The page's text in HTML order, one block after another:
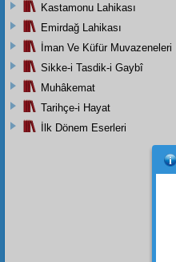
Kastamonu Lahikası
Emirdağ Lahikası
İman Ve Küfür Muvazeneleri
Sikke-i Tasdik-i Gaybî
Muhâkemat
Tarihçe-i Hayat
İlk Dönem Eserleri